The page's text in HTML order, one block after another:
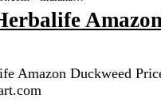
Amazon Duckweed